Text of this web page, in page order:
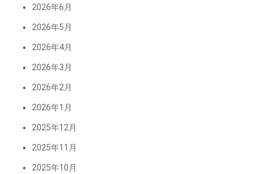
2026年6月
2026年5月
2026年4月
2026年3月
2026年2月
2026年1月
2025年12月
2025年11月
2025年10月